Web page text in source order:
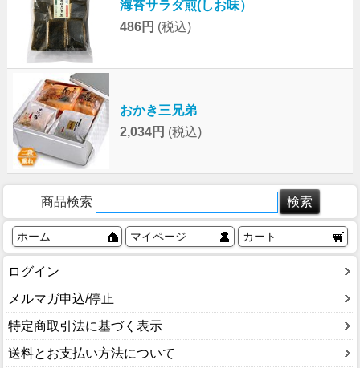
海苔サラダ煎(しお味）
486円 (税込)
おかき三兄弟
2,034円 (税込)
商品検索
ホーム マイページ カート
ログイン
メルマガ申込/停止
特定商取引法に基づく表示
送料とお支払い方法について